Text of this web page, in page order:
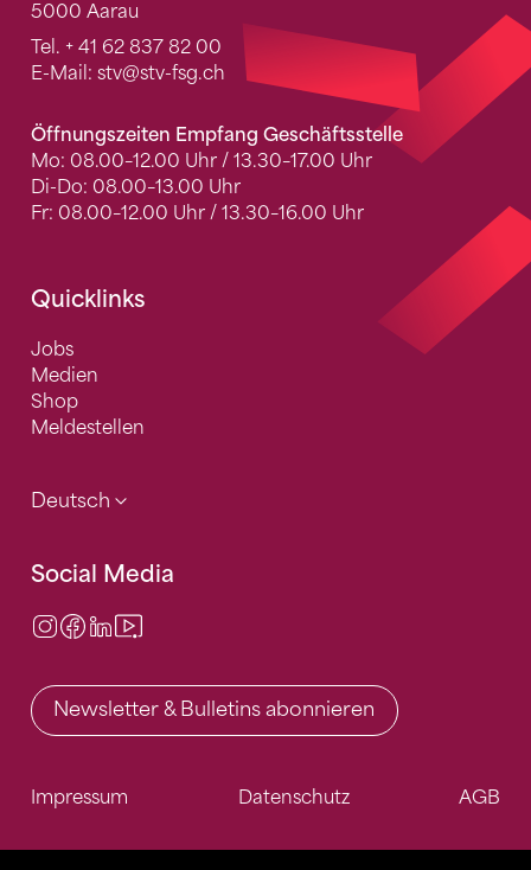
5000 Aarau
Tel. + 41 62 837 82 00
E-Mail: stv@stv-fsg.ch
Öffnungszeiten Empfang Geschäftsstelle
Mo: 08.00–12.00 Uhr / 13.30–17.00 Uhr
Di-Do: 08.00–13.00 Uhr
Fr: 08.00–12.00 Uhr / 13.30–16.00 Uhr
Quicklinks
Jobs
Medien
Shop
Meldestellen
Deutsch
Social Media
Instagram
Facebook
LinkedIn
Newsletter & Bulletins abonnieren
Impressum Datenschutz AGB